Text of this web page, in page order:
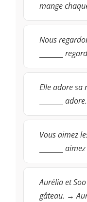
mange
Nous
Elle adore sa
adore.
Vous aimez
aimez
Aurélia et
gâteau. →